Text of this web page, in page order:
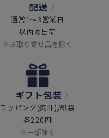
配送
通常1～3営業日
以内の出荷
※お取り寄せ品を除く
ギフト包装
ラッピング(熨斗)/紙袋
各220円
※一部除く